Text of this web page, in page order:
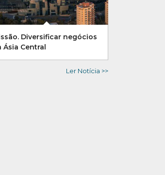
Diversificar negócios
Ásia Central
Ler Notícia >>